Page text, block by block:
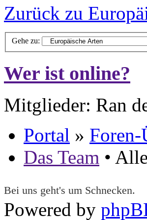
Zurück zu
Gehe zu:
Wer ist online?
Mitglieder: Ran
Portal » Foren-
Das Team •
Bei uns geht's um Schnecken.
Powered by